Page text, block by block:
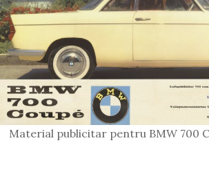
Material publicitar pentru BMW 700